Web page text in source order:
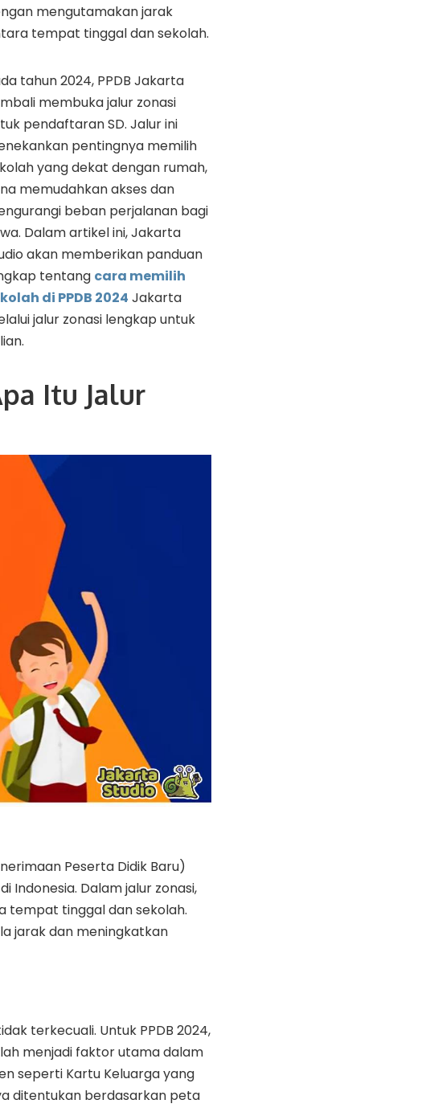
mengutamakan jarak
tempat tinggal dan sekolah.
tahun 2024, PPDB Jakarta
membuka jalur zonasi
pendaftaran SD. Jalur ini
pentingnya memilih
yang dekat dengan rumah,
memudahkan akses dan
beban perjalanan bagi
Dalam artikel ini, Jakarta
akan memberikan panduan
tentang cara memilih
di PPDB 2024 Jakarta
jalur zonasi lengkap untuk
Itu Jalur
Peserta Didik Baru)
Indonesia. Dalam jalur zonasi,
tempat tinggal dan sekolah.
jarak dan meningkatkan
terkecuali. Untuk PPDB 2024,
menjadi faktor utama dalam
seperti Kartu Keluarga yang
ditentukan berdasarkan peta